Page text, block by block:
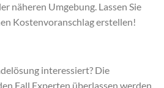
näheren Umgebung. Lassen Sie
Kostenvoranschlag erstellen!
interessiert? Die
Fall Experten überlassen werden,